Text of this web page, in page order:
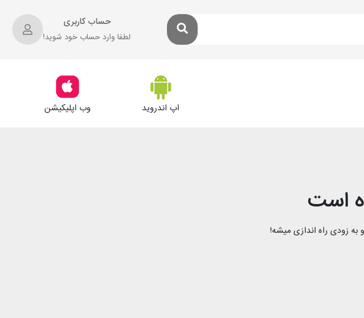
حساب کاربری
لطفا وارد حساب خود شوید!
اپ اندروید وب اپلیکیشن
است
زودی راه اندازی میشه!